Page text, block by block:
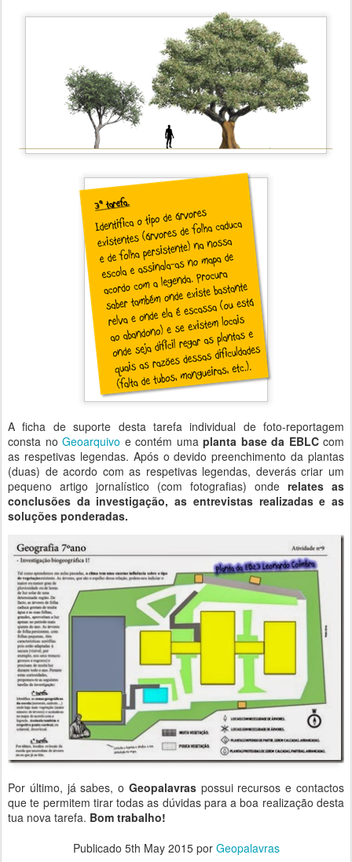
A ficha de suporte desta tarefa individual de foto-reportagem
consta no Geoarquivo e contém uma planta base da EBLCcom
as respetivas legendas. Após o devido preenchimento da plantas
(duas) de acordo com as respetivas legendas, deverás criar um
pequeno artigo jornalístico (com fotografias) onde relates as
conclusões da investigação, as entrevistas realizadas e as
soluções ponderadas.
Por último, já sabes, o Geopalavraspossui recursos e contactos
que te permitem tirar todas as dúvidas para a boa realização desta
tua nova tarefa. Bom trabalho!
Publicado 5th May 2015por Geopalavras